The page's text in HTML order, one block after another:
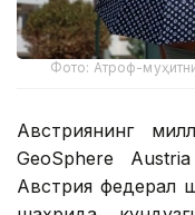
Фото: Атроф-
Австриянинг
GeoSphere
Австрия федерал